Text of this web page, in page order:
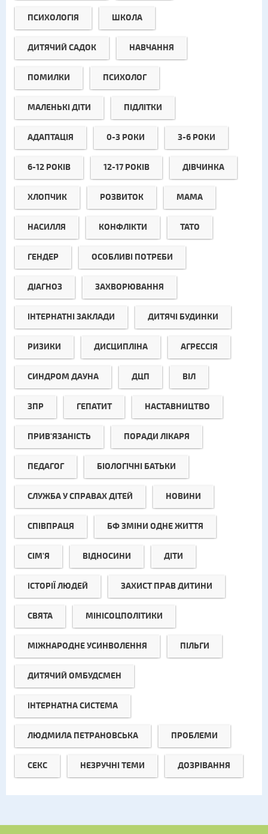
ПСИХОЛОГІЯ ШКОЛА
ДИТЯЧИЙ САДОК НАВЧАННЯ
ПОМИЛКИ ПСИХОЛОГ
МАЛЕНЬКІ ДІТИ ПІДЛІТКИ
АДАПТАЦІЯ 0-3 РОКИ 3-6 РОКИ
6-12 РОКІВ 12-17 РОКІВ ДІВЧИНКА
ХЛОПЧИК РОЗВИТОК МАМА
НАСИЛЛЯ КОНФЛІКТИ ТАТО
ГЕНДЕР ОСОБЛИВІ ПОТРЕБИ
ДІАГНОЗ ЗАХВОРЮВАННЯ
ІНТЕРНАТНІ ЗАКЛАДИ ДИТЯЧІ БУДИНКИ
РИЗИКИ ДИСЦИПЛІНА АГРЕССІЯ
СИНДРОМ ДАУНА ДЦП ВІЛ
ЗПР ГЕПАТИТ НАСТАВНИЦТВО
ПРИВ'ЯЗАНІСТЬ ПОРАДИ ЛІКАРЯ
ПЕДАГОГ БІОЛОГІЧНІ БАТЬКИ
СЛУЖБА У СПРАВАХ ДІТЕЙ НОВИНИ
СПІВПРАЦЯ БФ ЗМІНИ ОДНЕ ЖИТТЯ
СІМ'Я ВІДНОСИНИ ДІТИ
ІСТОРІЇ ЛЮДЕЙ ЗАХИСТ ПРАВ ДИТИНИ
СВЯТА МІНІСОЦПОЛІТИКИ
МІЖНАРОДНЕ УСИНВОЛЕННЯ ПІЛЬГИ
ДИТЯЧИЙ ОМБУДСМЕН
ІНТЕРНАТНА СИСТЕМА
ЛЮДМИЛА ПЕТРАНОВСЬКА ПРОБЛЕМИ
СЕКС НЕЗРУЧНІ ТЕМИ ДОЗРІВАННЯ